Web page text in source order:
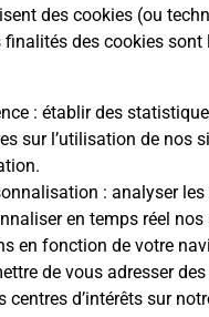
des cookies (ou
des cookies sont
: établir des
sur l’utilisation de nos
: analyser
en temps réel nos
en fonction de votre
de vous adresser
centres d’intérêts sur
du courrierlundià
nouvel onglet